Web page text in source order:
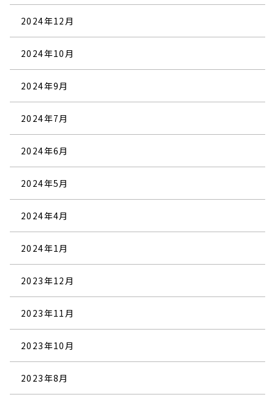
2024年12月
2024年10月
2024年9月
2024年7月
2024年6月
2024年5月
2024年4月
2024年1月
2023年12月
2023年11月
2023年10月
2023年8月